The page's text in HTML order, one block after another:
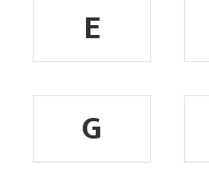
E
G